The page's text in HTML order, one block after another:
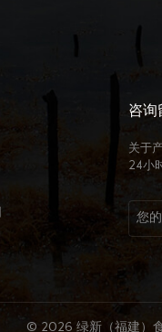
咨询
关于
24小
© 2026 绿新（福建）